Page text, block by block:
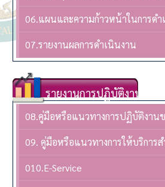
06.แผนและความก้าวหน้าในการด
07.รายงานผลการดำเนินงาน
รายงานการปฏิบัติงาน
08.คู่มือหรือแนวทางการปฏิบัติงาน
09. คู่มือหรือแนวทางการให้บริการ
010.E-Service